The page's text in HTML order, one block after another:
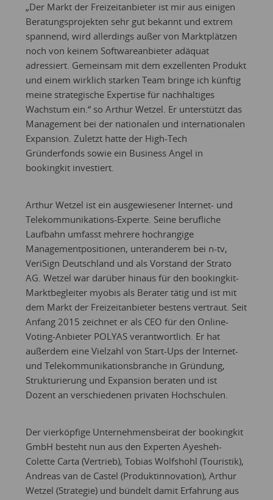
„Der Markt der Freizeitanbieter ist mir aus einigen
Beratungsprojekten sehr gut bekannt und extrem
spannend, wird allerdings außer von Marktplätzen
noch von keinem Softwareanbieter adäquat
adressiert. Gemeinsam mit dem exzellenten Produkt
und einem wirklich starken Team bringe ich künftig
meine strategische Expertise für nachhaltiges
Wachstum ein.“ so Arthur Wetzel. Er unterstützt das
Management bei der nationalen und internationalen
Expansion. Zuletzt hatte der High-Tech
Gründerfonds sowie ein Business Angel in
bookingkit investiert.
Arthur Wetzel ist ein ausgewiesener Internet- und
Telekommunikations-Experte. Seine berufliche
Laufbahn umfasst mehrere hochrangige
Managementpositionen, unteranderem bei n-tv,
VeriSign Deutschland und als Vorstand der Strato
AG. Wetzel war darüber hinaus für den bookingkit-
Marktbegleiter myobis als Berater tätig und ist mit
dem Markt der Freizeitanbieter bestens vertraut. Seit
Anfang 2015 zeichnet er als CEO für den Online-
Voting-Anbieter POLYAS verantwortlich. Er hat
außerdem eine Vielzahl von Start-Ups der Internet-
und Telekommunikationsbranche in Gründung,
Strukturierung und Expansion beraten und ist
Dozent an verschiedenen privaten Hochschulen.
Der vierköpfige Unternehmensbeirat der bookingkit
GmbH besteht nun aus den Experten Ayesheh-
Colette Carta (Vertrieb), Tobias Wolfshohl (Touristik),
Andreas van de Castel (Produktinnovation), Arthur
Wetzel (Strategie) und bündelt damit Erfahrung aus